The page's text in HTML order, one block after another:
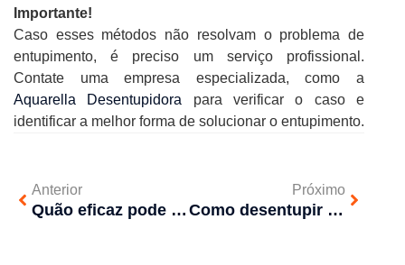
Importante!
Caso esses métodos não resolvam o problema de
entupimento, é preciso um serviço profissional.
Contate uma empresa especializada, como a
Aquarella Desentupidora para verificar o caso e
identificar a melhor forma de solucionar o entupimento.
Anterior
Quão eficaz pode ser um hidrojateamento?
Próximo
Como desentupir a pia da cozinha ou banheiro